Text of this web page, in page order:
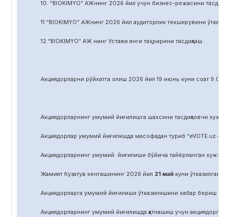
10. “BIOKIMYO” АЖнинг 2026 йил учун бизнес-режасини
11.“BIOKIMYO” АЖнинг 2026 йил аудиторлик текширувини
12.“BIOKIMYO” АЖ нинг Устави янги таҳририни тасдиқлаш.
Акциядорларни рўйхатга олиш 2026 йил 19 июнь куни соат 9.00
Акциядорларнинг умумий йиғилишга шахсини тасдиқловчи
Акциядорлар умумий йиғилишда масофадан туриб “eVOTE.uz –
Акциядорларнинг умумий йиғилиши бўйича тайёрланган
Жамият Кузатув кенгашининг 2026 йил 21 майкуни ўтказилган
Акциядорларга умумий йиғилиши ўтказилишини хабар бериш
Акциядорларнинг умумий йиғилишда қатнашиш учун акциядорлар